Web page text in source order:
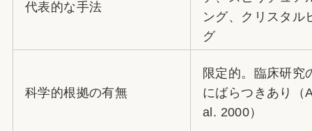
代表的な手法
ング、クリスタル
グ
科学的根拠の有無
限定的。臨床研究
にばらつきあり（
al. 2000）